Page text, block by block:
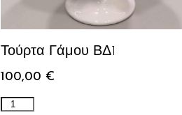
Τούρτα Γάμου ΒΔ1
100,00 €